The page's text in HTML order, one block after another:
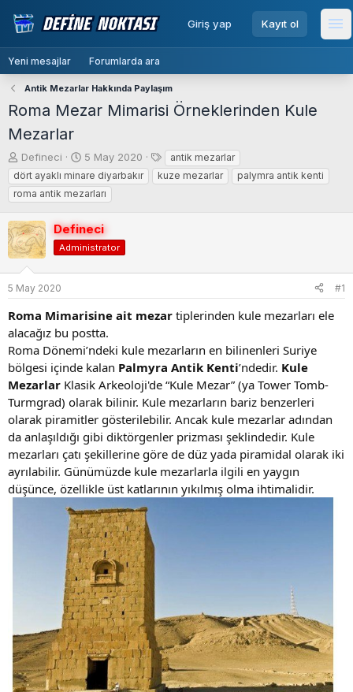
Giriş yap Kayıt ol menu
Yeni mesajlar Forumlarda ara
Antik Mezarlar Hakkında Paylaşım
Roma Mezar Mimarisi Örneklerinden Kule
Mezarlar
K
o
n
b
y
u
b
a
ş
a
t
a
n
Defineci
B
a
ş
l
n
g
ç
r
i
h
5 May 2020
t
i
r
antik mezarlar
dört ayaklı minare diyarbakır
kuze mezarlar
palymra antik kenti
roma antik mezarları
Defineci
Administrator
5 May 2020 #1
Roma Mimarisine ait mezar tiplerinden kule mezarları ele
alacağız bu postta.
Roma Dönemi’ndeki kule mezarların en bilinenleri Suriye
bölgesi içinde kalan Palmyra Antik Kenti’ndedir. Kule
Mezarlar Klasik Arkeoloji'de “Kule Mezar” (ya Tower Tomb-
Turmgrad) olarak bilinir. Kule mezarların bariz benzerleri
olarak piramitler gösterilebilir. Ancak kule mezarlar adından
da anlaşıldığı gibi diktörgenler prizması şeklindedir. Kule
mezarları çatı şekillerine göre de düz yada piramidal olarak iki
ayrılabilir. Günümüzde kule mezarlarla ilgili en yaygın
düşünce, özellikle üst katlarının yıkılmış olma ihtimalidir.